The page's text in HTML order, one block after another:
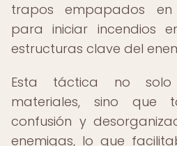
trapos empapados
para iniciar incendios
estructuras clave del
Esta táctica no solo
materiales, sino que
confusión y
enemigas, lo que